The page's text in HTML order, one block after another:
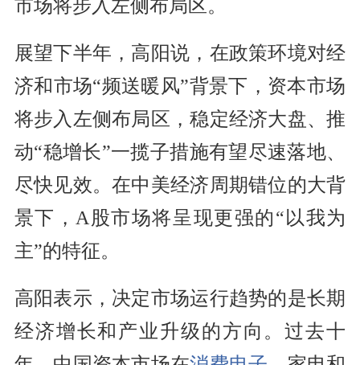
市场将步入左侧布局区。
展望下半年，高阳说，在政策环境对经
济和市场“频送暖风”背景下，资本市场
将步入左侧布局区，稳定经济大盘、推
动“稳增长”一揽子措施有望尽速落地、
尽快见效。在中美经济周期错位的大背
景下，A股市场将呈现更强的“以我为
主”的特征。
高阳表示，决定市场运行趋势的是长期
经济增长和产业升级的方向。过去十